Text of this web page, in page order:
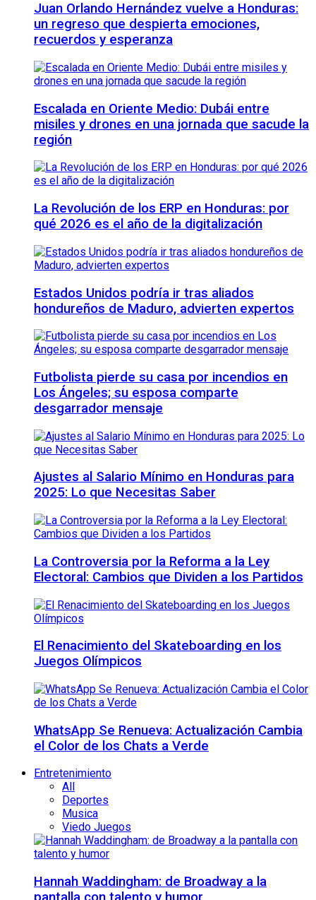
Juan Orlando Hernández vuelve a Honduras:
un regreso que despierta emociones,
recuerdos y esperanza
Escalada en Oriente Medio: Dubái entre
misiles y drones en una jornada que sacude la
región
La Revolución de los ERP en Honduras: por
qué 2026 es el año de la digitalización
Estados Unidos podría ir tras aliados
hondureños de Maduro, advierten expertos
Futbolista pierde su casa por incendios en
Los Ángeles; su esposa comparte
desgarrador mensaje
Ajustes al Salario Mínimo en Honduras para
2025: Lo que Necesitas Saber
La Controversia por la Reforma a la Ley
Electoral: Cambios que Dividen a los Partidos
El Renacimiento del Skateboarding en los
Juegos Olímpicos
WhatsApp Se Renueva: Actualización Cambia
el Color de los Chats a Verde
Entretenimiento
All
Deportes
Musica
Viedo Juegos
Hannah Waddingham: de Broadway a la